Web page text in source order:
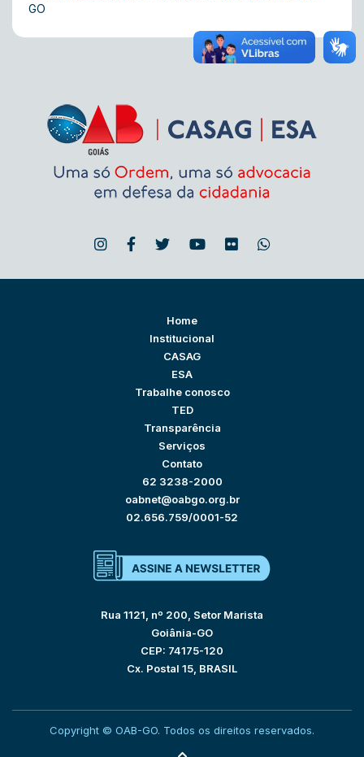
GO
Home
Institucional
CASAG
ESA
Trabalhe conosco
TED
Transparência
Serviços
Contato
62 3238-2000
oabnet@oabgo.org.br
02.656.759/0001-52
Rua 1121, nº 200, Setor Marista
Goiânia-GO
CEP: 74175-120
Cx. Postal 15, BRASIL
Copyright © OAB-GO. Todos os direitos reservados.